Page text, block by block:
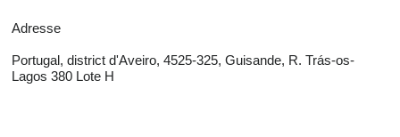
Adresse
Portugal, district d'Aveiro, 4525-325, Guisande, R. Trás-os-
Lagos 380 Lote H